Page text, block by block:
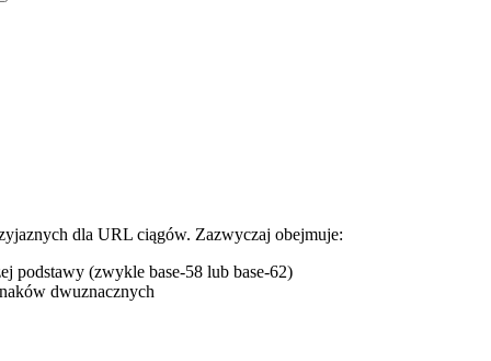
dla URL ciągów. Zazwyczaj obejmuje:
podstawy (zwykle base-58 lub base-62)
dwuznacznych